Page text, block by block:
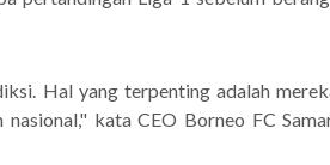
Hal yang terpenting adalah
kata CEO Borneo FC